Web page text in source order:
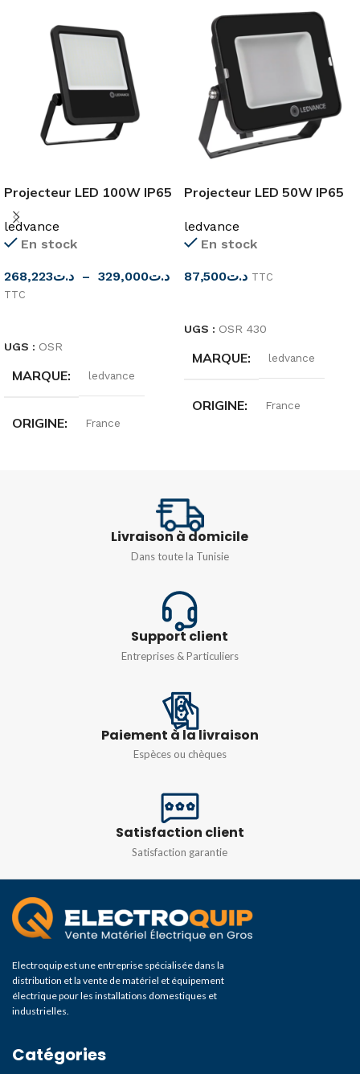
Projecteur LED 100W IP65
BK
ledvance
En stock
د.ت268,223 – د.ت329,000
TTC
UGS : OSR
MARQUE ledvance
ORIGINE France
Blanc froid (6500 K)
Projecteur LED 50W IP65
ledvance
En stock
د.ت87,500
TTC
UGS : OSR 430
MARQUE ledvance
ORIGINE France
COULEUR
4000K
Livraison à domicile
Dans toute la Tunisie
Support client
Entreprises & Particuliers
Paiement à la livraison
Espèces ou chèques
Satisfaction client
Satisfaction garantie
Electroquip est une entreprise spécialisée dans la
distribution et la vente de matériel et équipement
électrique pour les installations domestiques et
industrielles.
Catégories